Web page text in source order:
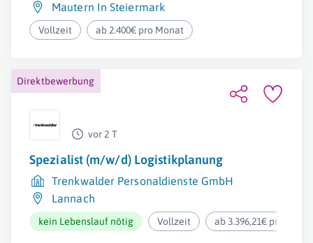
Mautern In Steiermark
Vollzeit ab 2.400€ pro Monat
Direktbewerbung
vor 2 T
Spezialist (m/w/d) Logistikplanung
Trenkwalder Personaldienste GmbH
Lannach
kein Lebenslauf nötig Vollzeit ab 3.396,21€ pro